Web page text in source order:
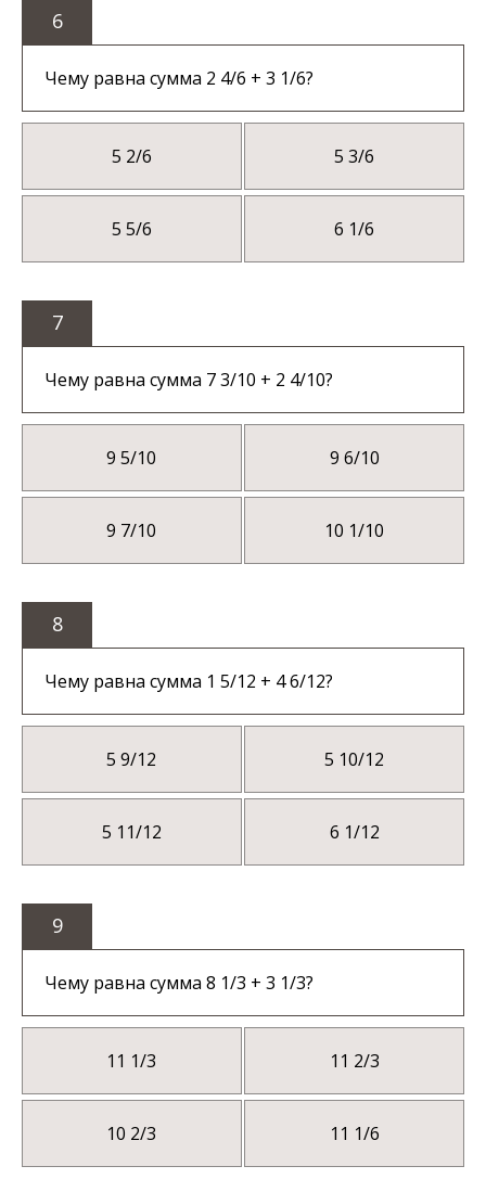
6
Чему равна сумма 2 4/6 + 3 1/6?
5 2/6 5 3/6
5 5/6 6 1/6
7
Чему равна сумма 7 3/10 + 2 4/10?
9 5/10 9 6/10
9 7/10 10 1/10
8
Чему равна сумма 1 5/12 + 4 6/12?
5 9/12 5 10/12
5 11/12 6 1/12
9
Чему равна сумма 8 1/3 + 3 1/3?
11 1/3 11 2/3
10 2/3 11 1/6